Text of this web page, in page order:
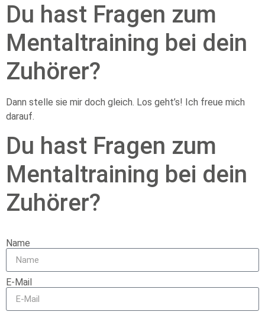
Du hast Fragen zum
Mentaltraining bei dein
Zuhörer?
Dann stelle sie mir doch gleich. Los geht’s! Ich freue mich
darauf.
Du hast Fragen zum
Mentaltraining bei dein
Zuhörer?
Name
E-Mail